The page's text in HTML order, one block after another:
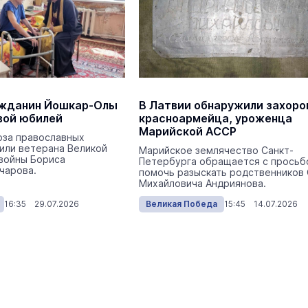
по
7 августа
Выставка «… И птичка
Музеи
Йошкар-Олы
юбилей
православных
ветерана Великой
Бориса
16:35 29.07.2026
В Латвии обнаружили
красноармейца, уроженца
Марийской АССР
Марийское землячество Санкт-
Петербурга обращается с
помочь разыскать
Михайловича Андриянова.
Великая Победа 15:45 14.07.2026
Налоговая служба Марий Эл
передала в зону СВО четыре
автомобиля